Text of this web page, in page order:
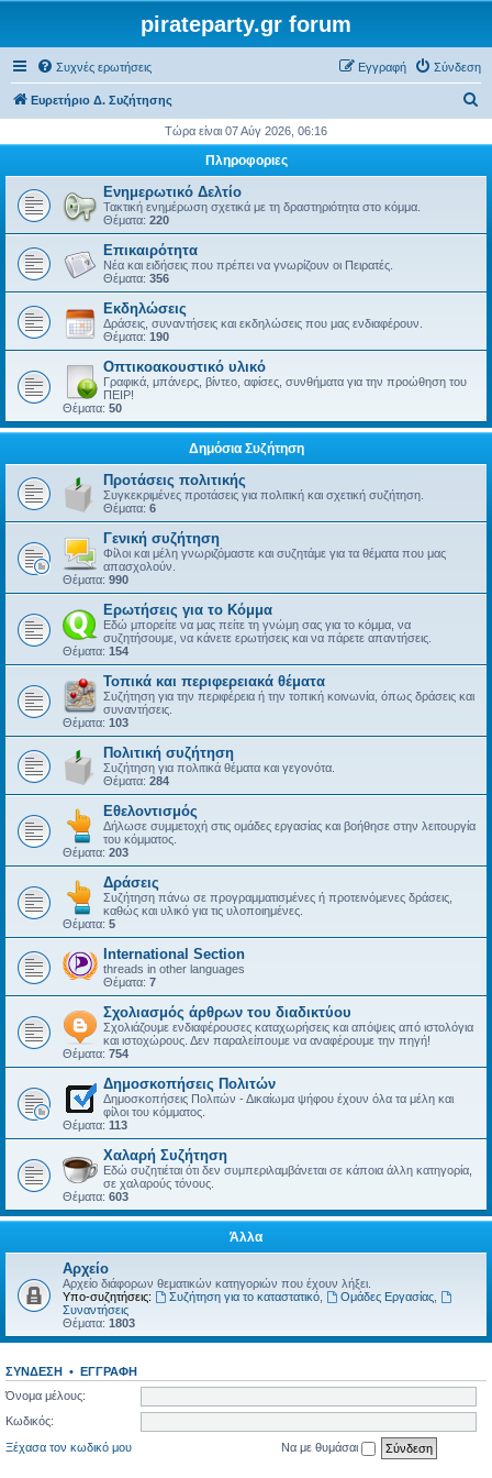
pirateparty.gr forum
Συχνές ερωτήσεις Σύνδεση
Εγγραφή
Ευρετήριο Δ. Συζήτησης
ζ
τ
Τώρα είναι 07 Αύγ 2026, 06:16
Πληροφοριες
Ενημερωτικό Δελτίο
Τακτική ενημέρωση σχετικά με τη δραστηριότητα στο κόμμα.
Θέματα: 220
Επικαιρότητα
Νέα και ειδήσεις που πρέπει να γνωρίζουν οι Πειρατές.
Θέματα: 356
Εκδηλώσεις
Δράσεις, συναντήσεις και εκδηλώσεις που μας ενδιαφέρουν.
Θέματα: 190
Οπτικοακουστικό υλικό
Γραφικά, μπάνερς, βίντεο, αφίσες, συνθήματα για την προώθηση του
ΠΕΙΡ!
Θέματα: 50
Δημόσια Συζήτηση
Προτάσεις πολιτικής
Συγκεκριμένες προτάσεις για πολιτική και σχετική συζήτηση.
Θέματα: 6
Γενική συζήτηση
Φίλοι και μέλη γνωριζόμαστε και συζητάμε για τα θέματα που μας
απασχολούν.
Θέματα: 990
Ερωτήσεις για το Κόμμα
Εδώ μπορείτε να μας πείτε τη γνώμη σας για το κόμμα, να
συζητήσουμε, να κάνετε ερωτήσεις και να πάρετε απαντήσεις.
Θέματα: 154
Τοπικά και περιφερειακά θέματα
Συζήτηση για την περιφέρεια ή την τοπική κοινωνία, όπως δράσεις και
συναντήσεις.
Θέματα: 103
Πολιτική συζήτηση
Συζήτηση για πολιτικά θέματα και γεγονότα.
Θέματα: 284
Εθελοντισμός
Δήλωσε συμμετοχή στις ομάδες εργασίας και βοήθησε στην λειτουργία
του κόμματος.
Θέματα: 203
Δράσεις
Συζήτηση πάνω σε προγραμματισμένες ή προτεινόμενες δράσεις,
καθώς και υλικό για τις υλοποιημένες.
Θέματα: 5
International Section
threads in other languages
Θέματα: 7
Σχολιασμός άρθρων του διαδικτύου
Σχολιάζουμε ενδιαφέρουσες καταχωρήσεις και απόψεις από ιστολόγια
και ιστοχώρους. Δεν παραλείπουμε να αναφέρουμε την πηγή!
Θέματα: 754
Δημοσκοπήσεις Πολιτών
Δημοσκοπήσεις Πολιτών - Δικαίωμα ψήφου έχουν όλα τα μέλη και
φίλοι του κόμματος.
Θέματα: 113
Χαλαρή Συζήτηση
Εδώ συζητιέται ότι δεν συμπεριλαμβάνεται σε κάποια άλλη κατηγορία,
σε χαλαρούς τόνους.
Θέματα: 603
Άλλα
Αρχείο
Αρχείο διάφορων θεματικών κατηγοριών που έχουν λήξει.
Υπο-συζητήσεις:
Συζήτηση για το καταστατικό, Ομάδες Εργασίας,
Συναντήσεις
Θέματα: 1803
ΣΎΝΔΕΣΗ • ΕΓΓΡΑΦΉ
Όνομα μέλους:
Κωδικός:
Ξέχασα τον κωδικό μου
Να με θυμάσαι